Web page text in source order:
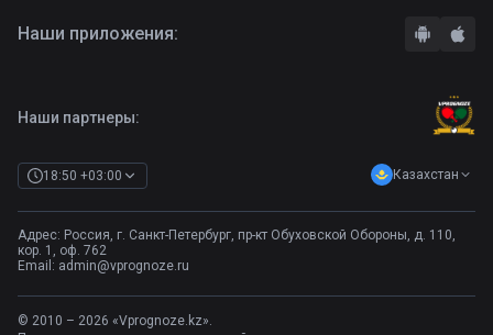
Фрибет Олимпбет
Правила
Наши партнеры:
18:50 +03:00 Казахстан
Адрес: Россия, г. Санкт-Петербург, пр-кт Обуховской Обороны, д. 110,
кор. 1, оф. 762
Email: admin@vprognoze.ru
Наши приложения:
© 2010 – 2026 «Vprognoze.kz».